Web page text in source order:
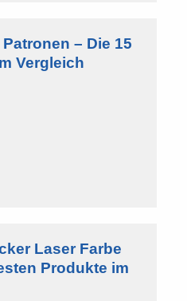
– Die 15
Vergleich
Laser Farbe
Produkte im